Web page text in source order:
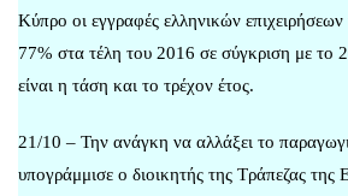
Κύπρο οι εγγραφές ελληνικών
77% στα τέλη του 2016 σε σύγκριση με το
είναι η τάση και το τρέχον έτος.
21/10 – Την ανάγκη να αλλάξει το
υπογράμμισε ο διοικητής της Τράπεζας της